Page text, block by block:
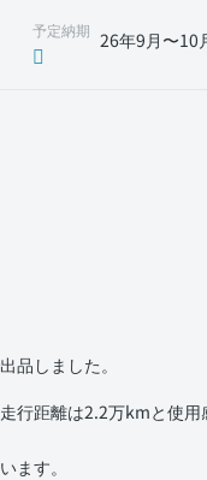
予定納期 26年9月〜10
品しました。
距離は2.2万kmと使用
ます。